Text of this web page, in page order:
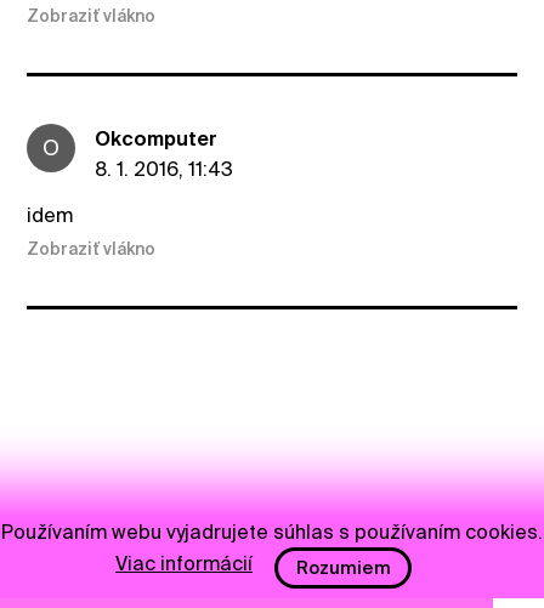
Zobraziť vlákno
O
Okcomputer
8. 1. 2016, 11:43
idem
Zobraziť vlákno
Používaním webu vyjadrujete súhlas s používaním cookies.
Viac informácií
Rozumiem